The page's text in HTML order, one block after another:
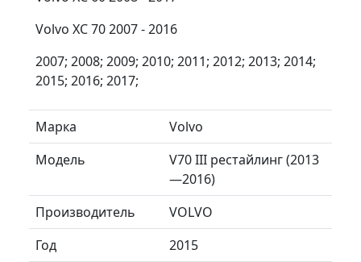
Volvo XC 70 2007 - 2016
2007; 2008; 2009; 2010; 2011; 2012; 2013; 2014;
2015; 2016; 2017;
Марка
Volvo
Модель
V70 III рестайлинг (2013
—2016)
Производитель
VOLVO
Год
2015